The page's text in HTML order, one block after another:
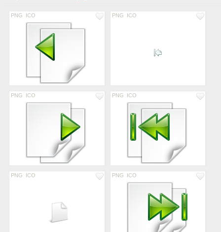
PNG ICO PNG ICO
PNG ICO PNG ICO
PNG ICO PNG ICO